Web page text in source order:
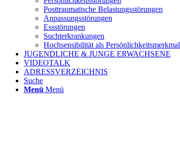
Posttraumatische Belastungsstörungen
Anpassungsstörungen
Essstörungen
Suchterkrankungen
Hochsensibilität als Persönlichkeitsmerkmal
JUGENDLICHE & JUNGE ERWACHSENE
VIDEOTALK
ADRESSVERZEICHNIS
Suche
Menü Menü